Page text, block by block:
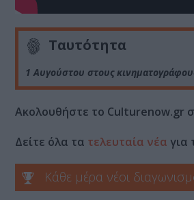
Ταυτότητα
1 Αυγούστου στους
Ακολουθήστε το Culturenow.gr
Δείτε όλα τα τελευταία νέα για
Κάθε μέρα νέοι